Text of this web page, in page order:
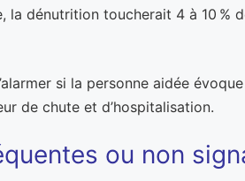
la dénutrition toucherait 4 à 10 %
si la personne aidée
de chute et d’hospitalisation.
ou non